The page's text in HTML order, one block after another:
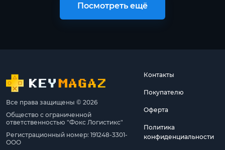
Посмотреть ещё
Все права защищены © 2026
Общество с ограниченной
ответственностью "Фокс Логистикс"
Регистрационный номер: 191248-3301-
ООО
Контакты
Покупателю
Оферта
Политика
конфиденциальности